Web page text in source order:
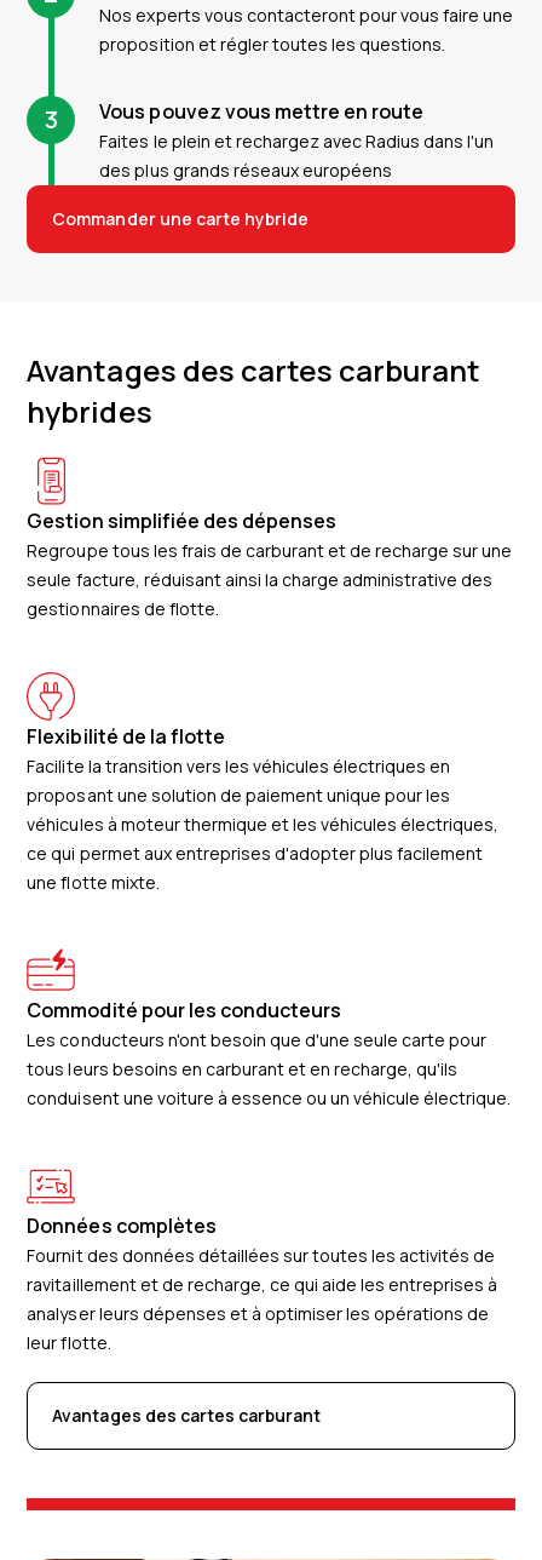
Nos experts vous contacteront pour vous faire une
proposition et régler toutes les questions.
3 Vous pouvez vous mettre en route
Faites le plein et rechargez avec Radius dans l'un
des plus grands réseaux européens
Commander une carte hybride
Avantages des cartes carburant
hybrides
Gestion simplifiée des dépenses
Regroupe tous les frais de carburant et de recharge sur une
seule facture, réduisant ainsi la charge administrative des
gestionnaires de flotte.
Flexibilité de la flotte
Facilite la transition vers les véhicules électriques en
proposant une solution de paiement unique pour les
véhicules à moteur thermique et les véhicules électriques,
ce qui permet aux entreprises d'adopter plus facilement
une flotte mixte.
Commodité pour les conducteurs
Les conducteurs n'ont besoin que d'une seule carte pour
tous leurs besoins en carburant et en recharge, qu'ils
conduisent une voiture à essence ou un véhicule électrique.
Données complètes
Fournit des données détaillées sur toutes les activités de
ravitaillement et de recharge, ce qui aide les entreprises à
analyser leurs dépenses et à optimiser les opérations de
leur flotte.
Avantages des cartes carburant